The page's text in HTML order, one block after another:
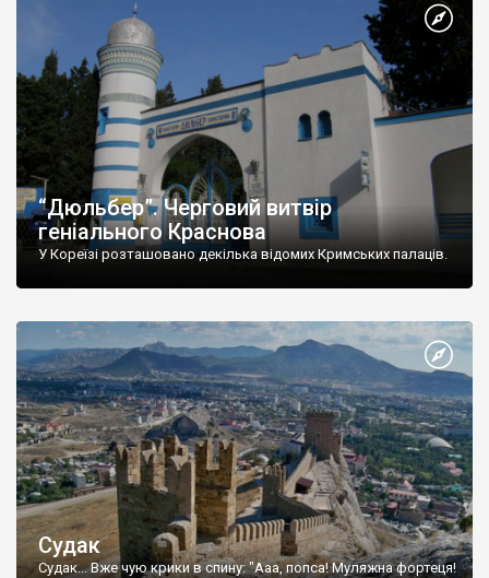
“Дюльбер”. Черговий витвір
геніального Краснова
У Кореїзі розташовано декілька відомих Кримських палаців.
Судак
Судак... Вже чую крики в спину: "Ааа, попса! Муляжна фортеця!